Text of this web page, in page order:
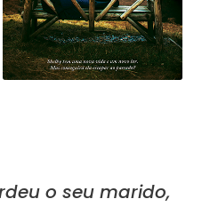
o seu marido,